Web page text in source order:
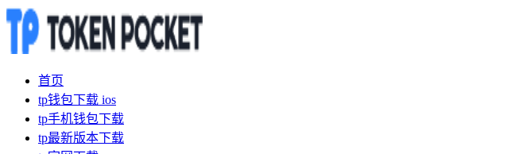
首页
tp钱包下载 ios
tp手机钱包下载
tp最新版本下载